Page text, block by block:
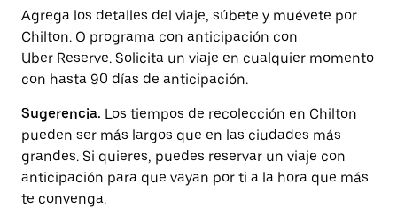
Agrega los detalles del viaje, súbete y muévete por
Chilton. O programa con anticipación con
Uber Reserve. Solicita un viaje en cualquier momento
con hasta 90 días de anticipación.
Sugerencia: Los tiempos de recolección en Chilton
pueden ser más largos que en las ciudades más
grandes. Si quieres, puedes reservar un viaje con
anticipación para que vayan por ti a la hora que más
te convenga.